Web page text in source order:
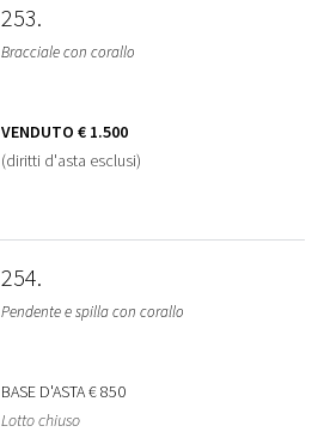
253
Bracciale con corallo
VENDUTO € 1.500
(diritti d'asta esclusi)
254
Pendente e spilla con corallo
BASE D'ASTA€ 850
Lotto chiuso